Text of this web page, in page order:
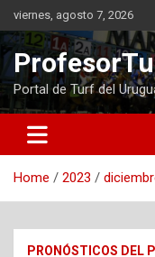
Skip
to
content
viernes, agosto 7, 2026
Portal de Turf del
Home 2023
PRONÓSTICOS DEL